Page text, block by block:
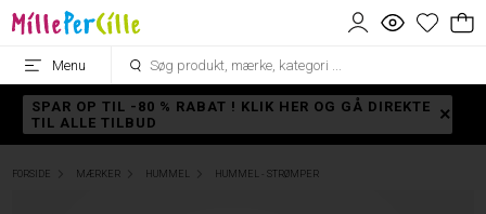
Menu
SPAR OP TIL -80 % RABAT ! KLIK HER OG GÅ DIREKTE
TIL ALLE TILBUD
FORSIDE MÆRKER HUMMEL HUMMEL - STRØMPER